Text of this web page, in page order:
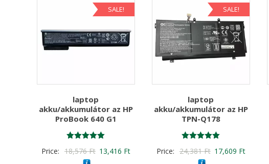
SALE!
laptop
akku/akkumulátor az HP
ProBook 640 G1
5.00
/ 5
Price: 18,576Ft Original
13,416 FtCurrent
SALE!
laptop
akku/akkumulátor az HP
TPN-Q178
5.00
/ 5
Price: 24,381Ft Original
17,609 FtCurrent